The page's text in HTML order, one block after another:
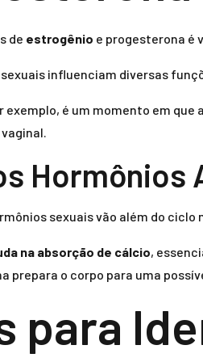
de estrogênio e progesterona é
influenciam diversas
exemplo, é um momento em
Hormônios
sexuais vão além do ciclo
na absorção de cálcio,
prepara o corpo para uma
para